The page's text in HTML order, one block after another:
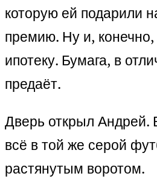
которую ей подарили
премию. Ну и, конечно,
ипотеку. Бумага, в
предаёт.
Дверь открыл Андрей.
всё в той же серой
растянутым воротом.